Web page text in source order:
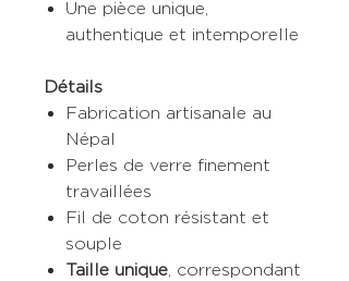
Une pièce unique,
authentique et intemporelle
Détails
Fabrication artisanale au
Népal
Perles de verre finement
travaillées
Fil de coton résistant et
souple
Taille unique , correspondant